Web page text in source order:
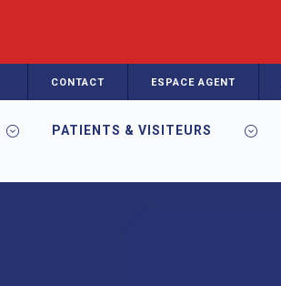
CONTACT ESPACE AGENT
PATIENTS & VISITEURS